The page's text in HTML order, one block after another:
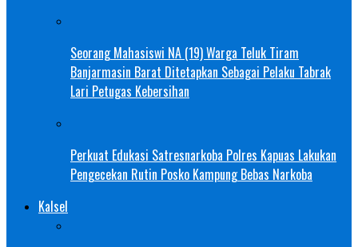
Seorang Mahasiswi NA (19) Warga Teluk Tiram
Banjarmasin Barat Ditetapkan Sebagai Pelaku Tabrak
Lari Petugas Kebersihan
Perkuat Edukasi Satresnarkoba Polres Kapuas Lakukan
Pengecekan Rutin Posko Kampung Bebas Narkoba
Kalsel